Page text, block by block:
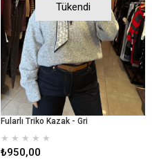
Tükendi
Fularlı Triko Kazak - Gri
★ ★ ★ ★ ★
₺950,00